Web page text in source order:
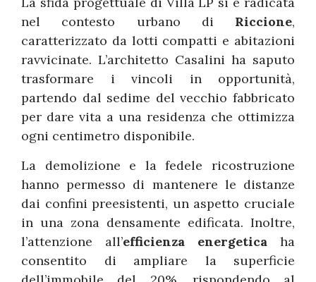
nel contesto urbano di Riccione,
caratterizzato da lotti compatti e abitazioni
ravvicinate. L’architetto Casalini ha saputo
trasformare i vincoli in opportunità,
partendo dal sedime del vecchio fabbricato
per dare vita a una residenza che ottimizza
ogni centimetro disponibile.
La demolizione e la fedele ricostruzione
hanno permesso di mantenere le distanze
dai confini preesistenti, un aspetto cruciale
in una zona densamente edificata. Inoltre,
l’attenzione all’efficienza energetica ha
consentito di ampliare la superficie